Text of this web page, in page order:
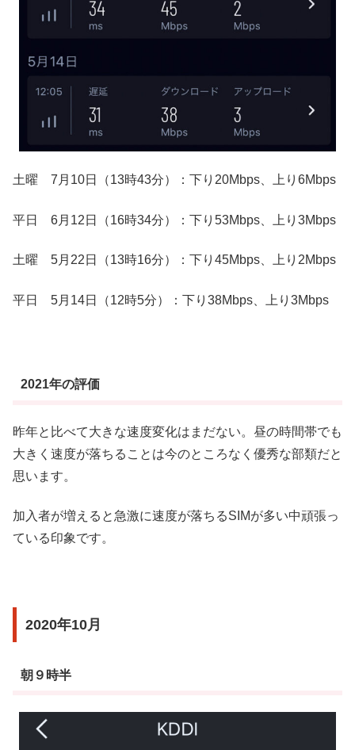
土曜 7月10日（13時43分）：下り20Mbps、上り6Mbps
平日 6月12日（16時34分）：下り53Mbps、上り3Mbps
土曜 5月22日（13時16分）：下り45Mbps、上り2Mbps
平日 5月14日（12時5分）：下り38Mbps、上り3Mbps
2021年の評価
昨年と比べて大きな速度変化はまだない。昼の時間帯でも
大きく速度が落ちることは今のところなく優秀な部類だと
思います。
加入者が増えると急激に速度が落ちるSIMが多い中頑張っ
ている印象です。
2020年10月
朝９時半